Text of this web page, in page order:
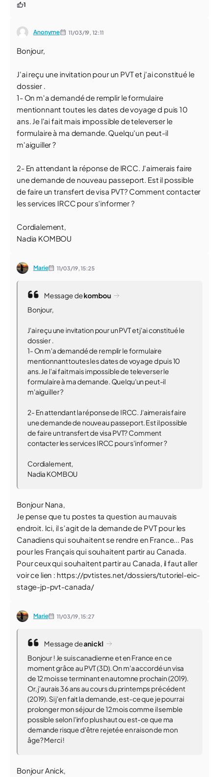
1
Anonyme 11/03/19,12:11
Bonjour,
J'ai reçu une invitation pour un PVT et j'ai constitué le
dossier .
1- On m'a demandé de remplir le formulaire
mentionnant toutes les dates de voyage d puis 10
ans. Je l'ai fait mais impossible de televerser le
formulaire à ma demande. Quelqu'un peut-il
m'aiguiller ?
2- En attendant la réponse de IRCC. J'aimerais faire
une demande de nouveau passeport. Est il possible
de faire un transfert de visa PVT? Comment contacter
les services IRCC pour s'informer ?
Cordialement,
Nadia KOMBOU
Marie 11/03/19,15:25
Message dekombou
Bonjour,
J'ai reçu une invitation pour un PVT et j'ai constitué le
dossier .
1- On m'a demandé de remplir le formulaire
mentionnant toutes les dates de voyage d puis 10
ans. Je l'ai fait mais impossible de televerser le
formulaire à ma demande. Quelqu'un peut-il
m'aiguiller ?
2- En attendant la réponse de IRCC. J'aimerais faire
une demande de nouveau passeport. Est il possible
de faire un transfert de visa PVT? Comment
contacter les services IRCC pour s'informer ?
Cordialement,
Nadia KOMBOU
Bonjour Nana,
Je pense que tu postes ta question au mauvais
endroit. Ici, il s'agit de la demande de PVT pour les
Canadiens qui souhaitent se rendre en France... Pas
pour les Français qui souhaitent partir au Canada.
Pour ceux qui souhaitent partir au Canada, il faut aller
voir ce lien : https://pvtistes.net/dossiers/tutoriel-eic-
stage-jp-pvt-canada/
Marie 11/03/19,15:27
Message deanickl
Bonjour ! Je suis canadienne et en France en ce
moment grâce au PVT (3D). On m'a accordé un visa
de 12 mois se terminant en automne prochain (2019).
Or, j'aurais 36 ans au cours du printemps précédent
(2019). Si j'en fait la demande, est-ce que je pourrai
prolonger mon séjour de 12 mois comme il semble
possible selon l'info plus haut ou est-ce que ma
demande risque d'être rejetée en raison de mon
âge? Merci !
Bonjour Anick,